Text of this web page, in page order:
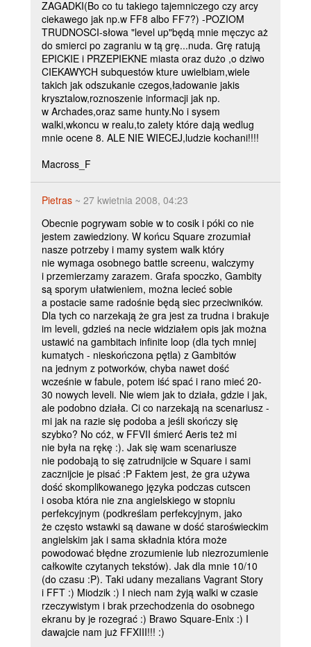
ZAGADKI(Bo co tu takiego tajemniczego czy arcy
ciekawego jak np.w FF8 albo FF7?) -POZIOM
TRUDNOSCI-słowa "level up"będą mnie męczyc aż
do smierci po zagraniu w tą grę...nuda. Grę ratują
EPICKIE i PRZEPIEKNE miasta oraz dużo ,o dziwo
CIEKAWYCH subquestów kture uwielbiam,wiele
takich jak odszukanie czegos,ładowanie jakis
krysztalow,roznoszenie informacji jak np.
w Archades,oraz same hunty.No i sysem
walki,wkoncu w realu,to zalety które dają wedlug
mnie ocene 8. ALE NIE WIECEJ,ludzie kochani!!!!
Macross_F
Pietras ~ 27 kwietnia 2008, 04:23
Obecnie pogrywam sobie w to cosik i póki co nie
jestem zawiedziony. W końcu Square zrozumiał
nasze potrzeby i mamy system walk który
nie wymaga osobnego battle screenu, walczymy
i przemierzamy zarazem. Grafa spoczko, Gambity
są sporym ułatwieniem, można lecieć sobie
a postacie same radośnie będą siec przeciwników.
Dla tych co narzekają że gra jest za trudna i brakuje
im leveli, gdzieś na necie widziałem opis jak można
ustawić na gambitach infinite loop (dla tych mniej
kumatych - nieskończona pętla) z Gambitów
na jednym z potworków, chyba nawet dość
wcześnie w fabule, potem iść spać i rano mieć 20-
30 nowych leveli. Nie wiem jak to działa, gdzie i jak,
ale podobno działa. Ci co narzekają na scenariusz -
mi jak na razie się podoba a jeśli skończy się
szybko? No cóż, w FFVII śmierć Aeris też mi
nie była na rękę :). Jak się wam scenariusze
nie podobają to się zatrudnijcie w Square i sami
zacznijcie je pisać :P Faktem jest, że gra używa
dość skomplikowanego języka podczas cutscen
i osoba która nie zna angielskiego w stopniu
perfekcyjnym (podkreślam perfekcyjnym, jako
że często wstawki są dawane w dość staroświeckim
angielskim jak i sama składnia która może
powodować błędne zrozumienie lub niezrozumienie
całkowite czytanych tekstów). Jak dla mnie 10/10
(do czasu :P). Taki udany mezalians Vagrant Story
i FFT :) Miodzik :) I niech nam żyją walki w czasie
rzeczywistym i brak przechodzenia do osobnego
ekranu by je rozegrać :) Brawo Square-Enix :) I
dawajcie nam już FFXIII!!! :)